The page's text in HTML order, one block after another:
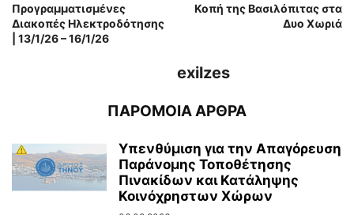
Προγραμματισμένες
Διακοπές Ηλεκτροδότησης
| 13/1/26 – 16/1/26
Κοπή της Βασιλόπιτας στα
Δυο Χωριά
exilzes
ΠΑΡΟΜΟΙΑ ΑΡΘΡΑ
Υπενθύμιση για την Απαγόρευση
Παράνομης Τοποθέτησης
Πινακίδων και Κατάληψης
Κοινόχρηστων Χώρων